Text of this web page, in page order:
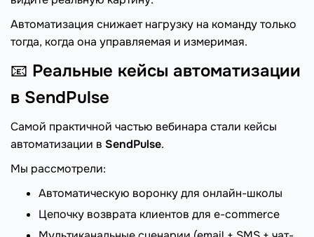
Автоматизация снижает нагрузку на команду только
тогда, когда она управляемая и измеримая.
📧 Реальные кейсы автоматизации
в SendPulse
Самой практичной частью вебинара стали кейсы
автоматизации в SendPulse.
Мы рассмотрели:
Автоматическую воронку для онлайн-школы
Цепочку возврата клиентов для e-commerce